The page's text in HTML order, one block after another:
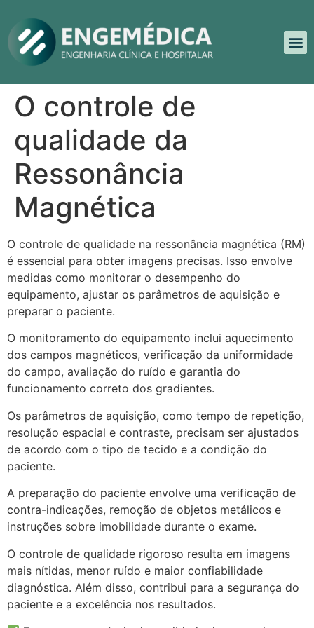
O controle de
qualidade da
Ressonância
Magnética
O controle de qualidade na ressonância magnética (RM)
é essencial para obter imagens precisas. Isso envolve
medidas como monitorar o desempenho do
equipamento, ajustar os parâmetros de aquisição e
preparar o paciente.
O monitoramento do equipamento inclui aquecimento
dos campos magnéticos, verificação da uniformidade
do campo, avaliação do ruído e garantia do
funcionamento correto dos gradientes.
Os parâmetros de aquisição, como tempo de repetição,
resolução espacial e contraste, precisam ser ajustados
de acordo com o tipo de tecido e a condição do
paciente.
A preparação do paciente envolve uma verificação de
contra-indicações, remoção de objetos metálicos e
instruções sobre imobilidade durante o exame.
O controle de qualidade rigoroso resulta em imagens
mais nítidas, menor ruído e maior confiabilidade
diagnóstica. Além disso, contribui para a segurança do
paciente e a excelência nos resultados.